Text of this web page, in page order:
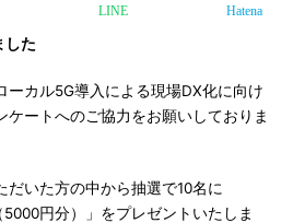
LINE Hatena
した
カル5G導入による現場DX化に向け
ケートへのご協力をお願いしておりま
いた方の中から抽選で10名に
5000円分）」をプレゼントいたしま